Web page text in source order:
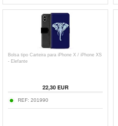
Bolsa tipo Carteira para iPhone X / iPhone XS
- Elefante
22,30EUR
REF: 201990